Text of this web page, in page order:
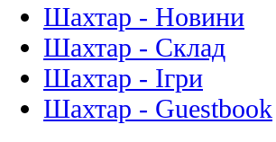
Шахтар - Новини
Шахтар - Склад
Шахтар - Ігри
Шахтар - Guestbook